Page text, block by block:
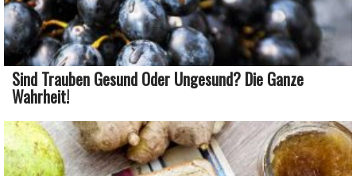
Sind Trauben Gesund Oder Ungesund? Die Ganze
Wahrheit!